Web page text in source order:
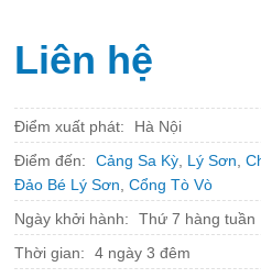
Liên hệ
Điểm xuất phát:
Hà Nội
Điểm đến:
Cảng Sa Kỳ, Lý Sơn
Đảo Bé Lý Sơn Cổng Tò Vò
Ngày khởi hành:
Thứ 7 hàng tuần
Thời gian:
4 ngày 3 đêm